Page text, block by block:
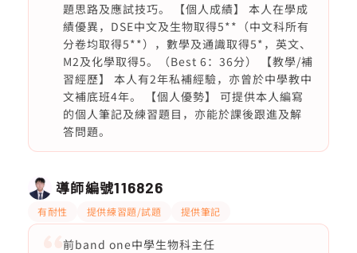
題思路及應試技巧。 【個人成績】 本人在學成
績優異，DSE中文及生物取得5**（中文科所有
分卷均取得5**），數學及通識取得5*，英文、
M2及化學取得5。（Best 6：36分） 【教學/補
習經歷】 本人有2年私補經驗，亦曾於中學教中
文補底班4年。 【個人優勢】 可提供本人編寫
的個人筆記及練習題目，亦能於課後跟進及解
答問題。
導師編號116826
有耐性 提供練習題/試題 提供筆記
前band one中學生物科主任